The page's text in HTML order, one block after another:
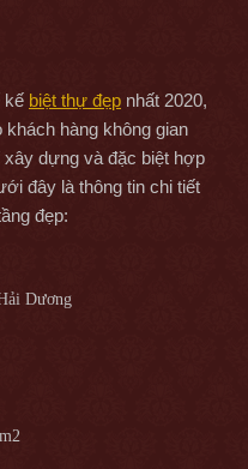
kế biệt thự đẹp nhất 2020,
hàng không gian
dựng và đặc biệt hợp
đây là thông tin chi tiết
đẹp:
Dương